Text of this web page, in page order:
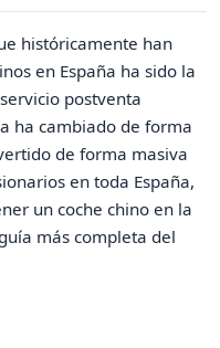
históricamente han
en España ha sido la
postventa
ha cambiado de forma
de forma masiva
en toda España,
un coche chino en la
más completa del